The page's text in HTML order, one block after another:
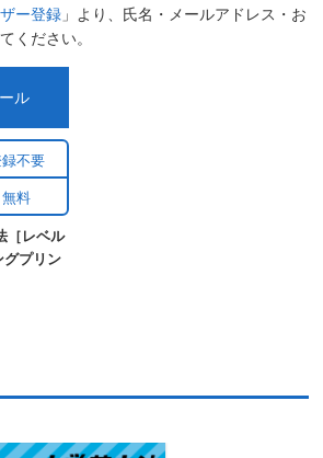
ー登録 」より、氏名・メールアドレス・お
ください。
ル
不要
無料
［レベル
グプリン